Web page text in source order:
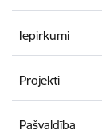
Iepirkumi
Projekti
Pašvaldība